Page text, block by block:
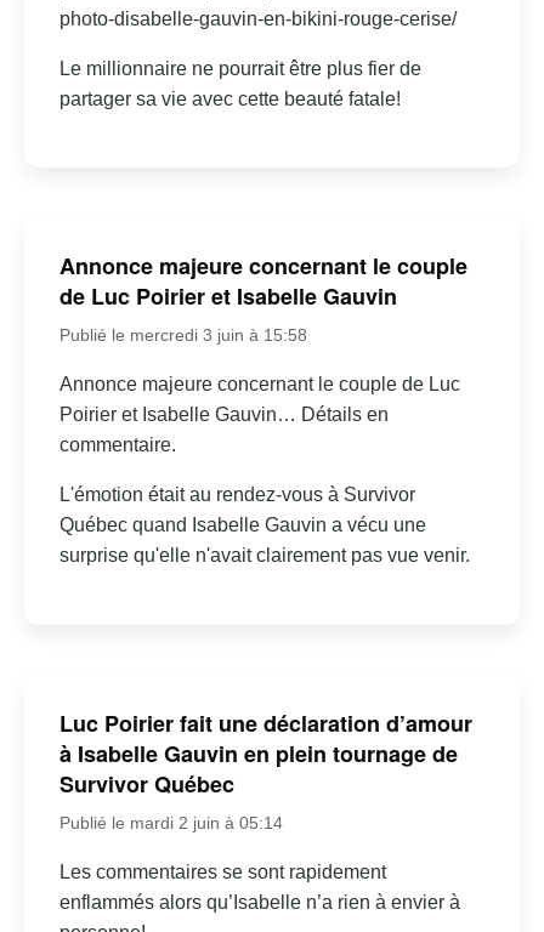
photo-disabelle-gauvin-en-bikini-rouge-cerise/
Le millionnaire ne pourrait être plus fier de
partager sa vie avec cette beauté fatale!
Annonce majeure concernant le couple
de Luc Poirier et Isabelle Gauvin
Publié le mercredi 3 juin à 15:58
Annonce majeure concernant le couple de Luc
Poirier et Isabelle Gauvin… Détails en
commentaire.
L'émotion était au rendez-vous à Survivor
Québec quand Isabelle Gauvin a vécu une
surprise qu'elle n'avait clairement pas vue venir.
Luc Poirier fait une déclaration d’amour
à Isabelle Gauvin en plein tournage de
Survivor Québec
Publié le mardi 2 juin à 05:14
Les commentaires se sont rapidement
enflammés alors qu’Isabelle n’a rien à envier à